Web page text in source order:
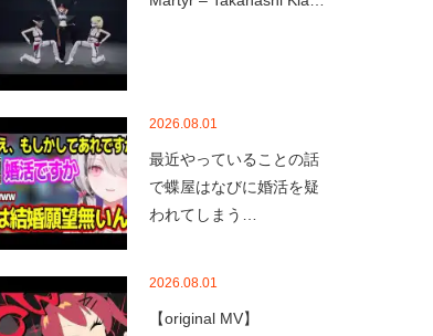
2026.08.01
最近やっていることの話
で蝶屋はなびに婚活を疑
われてしまう…
2026.08.01
【original MV】